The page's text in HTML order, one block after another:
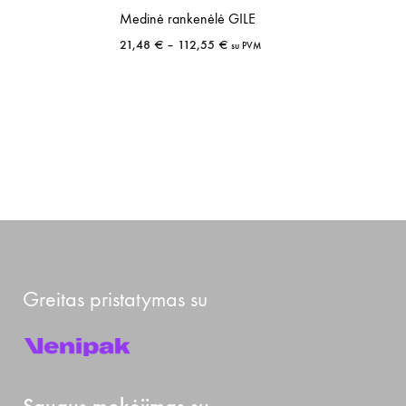
Medinė rankenėlė GILE
21,48 € – 112,55 €Price
su PVM
Greitas pristatymas su